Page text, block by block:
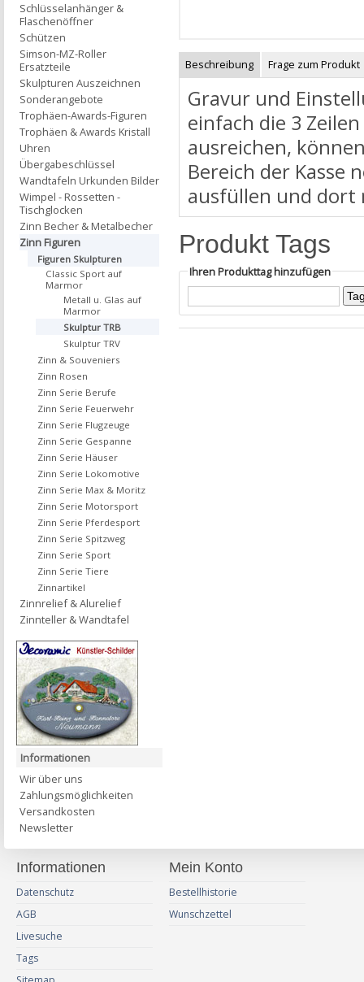
Beschreibung Frage zum Produkt
Gravur und
einfach die 3
ausreichen,
Bereich der Kasse
ausfüllen und dort
Produkt Tags
Ihren Produkttag hinzufügen
Schlüsselanhänger &
Flaschenöffner
Schützen
Simson-MZ-Roller
Ersatzteile
Skulpturen Auszeichnen
Sonderangebote
Trophäen-Awards-Figuren
Trophäen & Awards Kristall
Uhren
Übergabeschlüssel
Wandtafeln Urkunden Bilder
Wimpel - Rossetten -
Tischglocken
Zinn Becher & Metalbecher
Zinn Figuren
Figuren Skulpturen
Classic Sport auf
Marmor
Metall u. Glas auf
Marmor
Skulptur TRB
Skulptur TRV
Zinn & Souveniers
Zinn Rosen
Zinn Serie Berufe
Zinn Serie Feuerwehr
Zinn Serie Flugzeuge
Zinn Serie Gespanne
Zinn Serie Häuser
Zinn Serie Lokomotive
Zinn Serie Max & Moritz
Zinn Serie Motorsport
Zinn Serie Pferdesport
Zinn Serie Spitzweg
Zinn Serie Sport
Zinn Serie Tiere
Zinnartikel
Zinnrelief & Alurelief
Zinnteller & Wandtafel
Informationen
Wir über uns
Zahlungsmöglichkeiten
Versandkosten
Newsletter
Informationen
Datenschutz
AGB
Livesuche
Tags
Mein Konto
Bestellhistorie
Wunschzettel